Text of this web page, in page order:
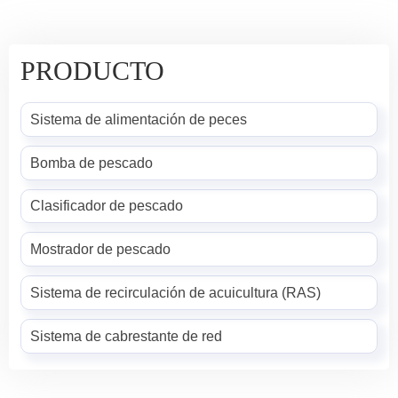
PRODUCTO
Sistema de alimentación de peces
Bomba de pescado
Clasificador de pescado
Mostrador de pescado
Sistema de recirculación de acuicultura (RAS)
Sistema de cabrestante de red